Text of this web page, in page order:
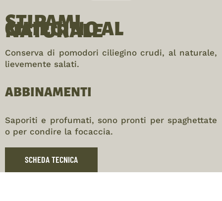
STIPAMI
CILIEGINO AL
NATURALE
Conserva di pomodori ciliegino crudi, al naturale,
lievemente salati.
ABBINAMENTI
Saporiti e profumati, sono pronti per spaghettate
o per condire la focaccia.
SCHEDA TECNICA